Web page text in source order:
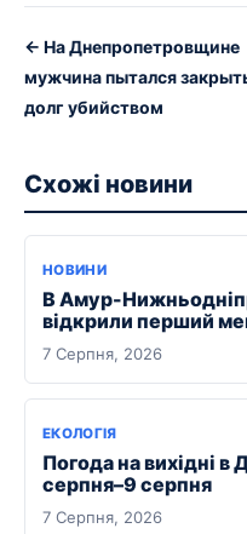
← На Днепропетровщине
мужчина пытался
долг убийством
Схожі новини
НОВИНИ
В Амур-
відкрили перший
7 Серпня, 2026
ЕКОЛОГІЯ
Погода на вихідні в
серпня–9 серпня
7 Серпня, 2026